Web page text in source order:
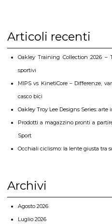
Articoli recenti
Oakley Training Collection 2026 –
sportivi
MIPS vs KinetiCore – Differenze,
casco bici
Oakley Troy Lee Designs Series:
Prodotti a magazzino pronti a
Sport
Occhiali ciclismo: la lente giusta tra
Archivi
Agosto 2026
Luglio 2026